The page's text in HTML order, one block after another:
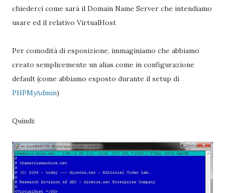
chiederci come sarà il Domain Name Server che intendiamo
usare ed il relativo VirtualHost
Per comodità di esposizione, immaginiamo che abbiamo
creato semplicemente un alias come in configurazione
default (come abbiamo esposto durante il setup di
PHPMyAdmin)
Quindi: